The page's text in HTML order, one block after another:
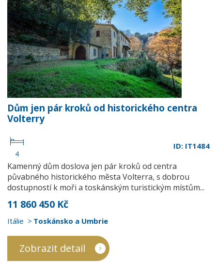
Dům jen pár kroků od historického centra
Volterry
4
ID: IT1484
Kamenný dům doslova jen pár kroků od centra
půvabného historického města Volterra, s dobrou
dostupností k moři a toskánským turistickým místům...
11 860 450 Kč
Itálie Toskánsko a Umbrie
Zobrazit detail